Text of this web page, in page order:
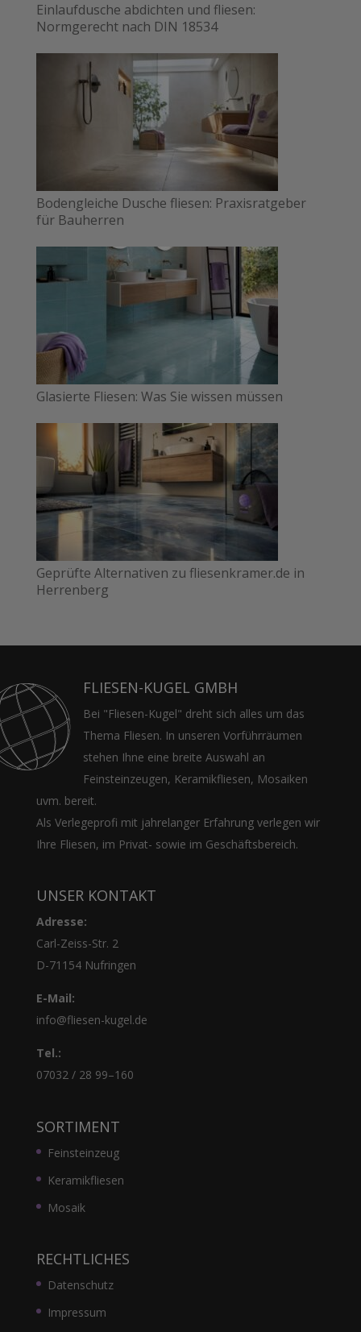
Einlaufdusche abdichten und fliesen:
Normgerecht nach DIN 18534
Bodengleiche Dusche fliesen: Praxisratgeber
für Bauherren
Glasierte Fliesen: Was Sie wissen müssen
Geprüfte Alternativen zu fliesenkramer.de in
Herrenberg
FLIESEN-KUGEL GMBH
Bei "Fliesen-Kugel" dreht sich alles um das
Thema Fliesen. In unseren Vorführräumen
stehen Ihne eine breite Auswahl an
Feinsteinzeugen, Keramikfliesen, Mosaiken
uvm. bereit.
Als Verlegeprofi mit jahrelanger Erfahrung verlegen wir
Ihre Fliesen, im Privat- sowie im Geschäftsbereich.
UNSER KONTAKT
Adresse:
Carl-Zeiss-Str. 2
D-71154 Nufringen
E-Mail:
info@fliesen-kugel.de
Tel.:
07032 / 28 99–160
SORTIMENT
Feinsteinzeug
Keramikfliesen
Mosaik
RECHTLICHES
Datenschutz
Impressum